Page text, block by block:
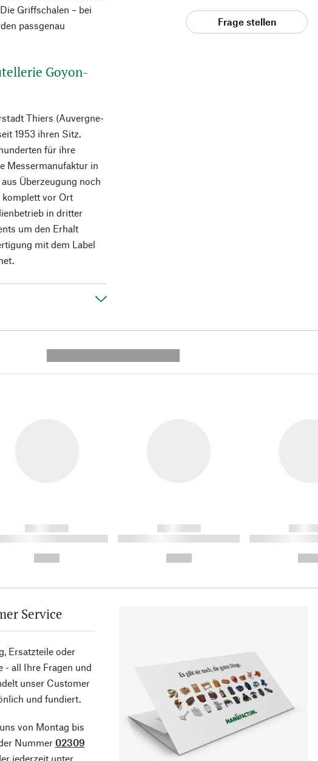
Griffschalen – bei
passgenau
Goyon-
Thiers (Auvergne-
1953 ihren Sitz.
für ihre
Messermanufaktur in
Überzeugung noch
komplett vor Ort
in dritter
um den Erhalt
mit dem Label
Frage stellen
------------
----------- ----------
------------
----------- ----------- ----------
-----------
Service
Ersatzteile oder
- all Ihre Fragen und
unser Customer
und fundiert.
von Montag bis
Nummer 02309
jederzeit unter